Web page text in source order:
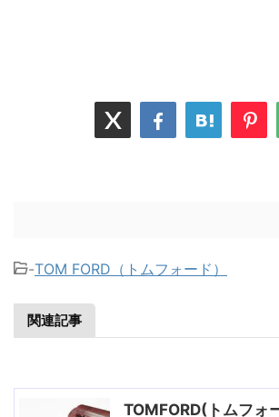
-TOM FORD（トムフォード）
関連記事
TOMFORD(トムフォ